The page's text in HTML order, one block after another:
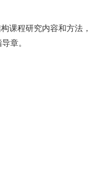
课程研究内容和方法，
章。